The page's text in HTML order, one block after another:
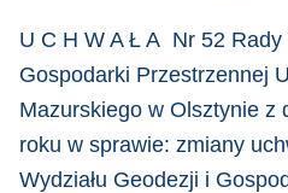
U C H W A Ł A Nr 52 Rady
Gospodarki Przestrzennej
Mazurskiego w Olsztynie z
roku w sprawie: zmiany
Wydziału Geodezji i